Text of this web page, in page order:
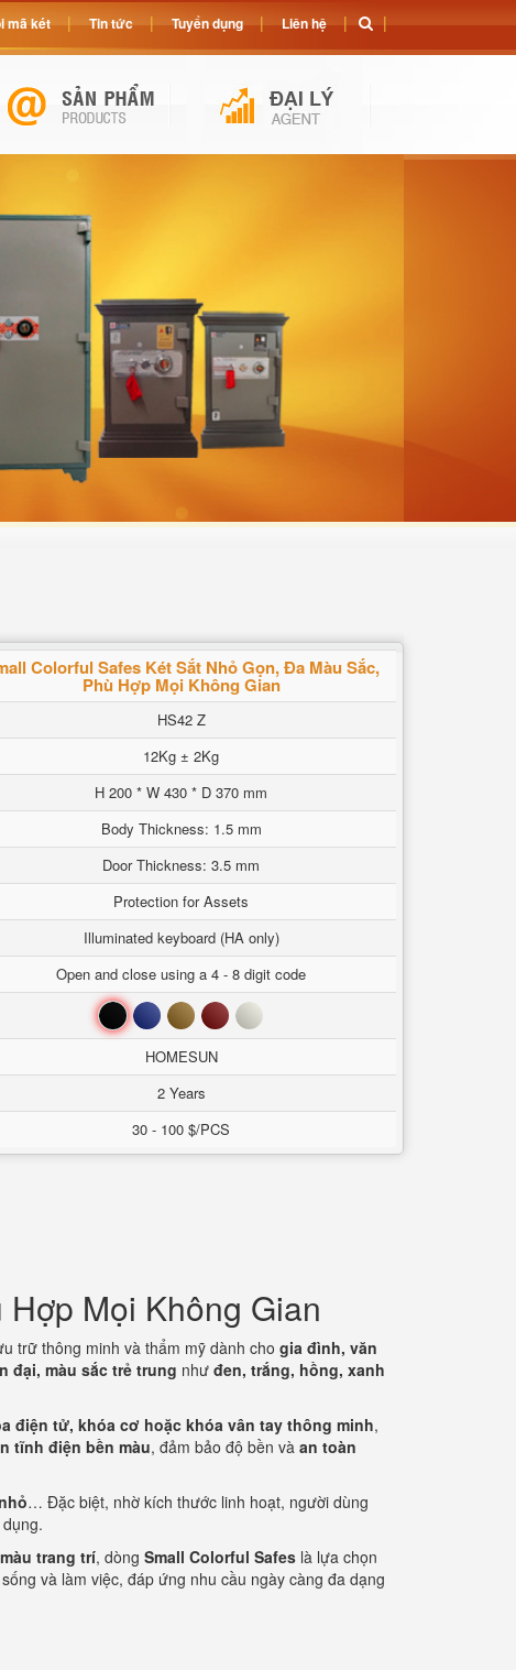
Colorful Safes Két Sắt Nhỏ Gọn, Đa Màu Sắc,
Phù Hợp Mọi Không Gian
HS42 Z
12Kg ± 2Kg
H 200 * W 430 * D 370 mm
Body Thickness: 1.5 mm
Door Thickness: 3.5 mm
Protection for Assets
Illuminated keyboard (HA only)
Open and close using a 4 - 8 digit code
Đen Xanh Nâu Đỏ Trắng
HOMESUN
2 Years
30 - 100 $/PCS
Mọi Không Gian
trữ thông minh và thẩm mỹ dành cho gia đình, văn
đại, màu sắc trẻ trung như đen, trắng, hồng, xanh
điện tử, khóa cơ hoặc khóa vân tay thông minh,
tĩnh điện bền màu, đảm bảo độ bền và an toàn
… Đặc biệt, nhờ kích thước linh hoạt, người dùng
trang trí, dòng Small Colorful Safes là lựa chọn
và làm việc, đáp ứng nhu cầu ngày càng đa dạng
mã két Tin tức Tuyển dụng Liên hệ